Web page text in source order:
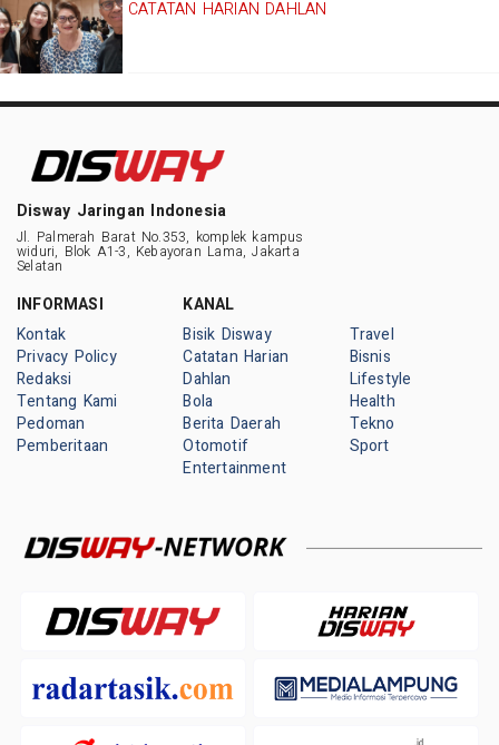
CATATAN HARIAN DAHLAN
Disway Jaringan Indonesia
Jl. Palmerah Barat No.353, komplek kampus
widuri, Blok A1-3, Kebayoran Lama, Jakarta
Selatan
INFORMASI
Kontak
Privacy Policy
Redaksi
Tentang Kami
Pedoman
Pemberitaan
KANAL
Bisik Disway
Catatan Harian
Dahlan
Bola
Berita Daerah
Otomotif
Entertainment
Travel
Bisnis
Lifestyle
Health
Tekno
Sport